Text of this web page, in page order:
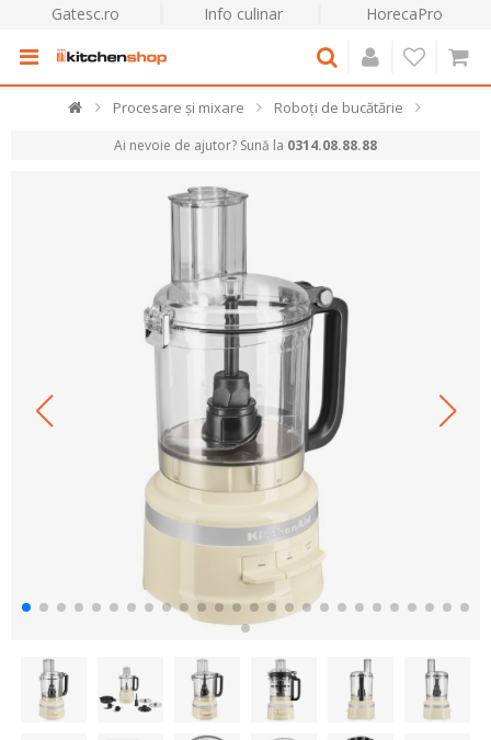
Gatesc.ro Info culinar HorecaPro
Procesare și mixare Roboți de bucătărie
Ai nevoie de ajutor? Sună la 0314.08.88.88